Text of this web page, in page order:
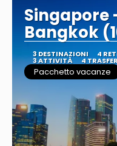
Singapore
Bangkok
3 DESTINAZIONI 4
3 ATTIVITÀ 4
Pacchetto vacanze